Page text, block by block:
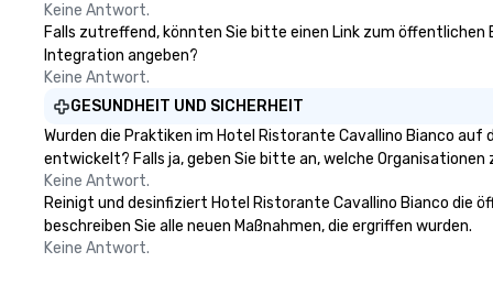
Keine Antwort.
Falls zutreffend, könnten Sie bitte einen Link zum
Integration angeben?
Keine Antwort.
GESUNDHEIT UND SICHERHEIT
Wurden die Praktiken im Hotel Ristorante Cavallino Bianco
entwickelt? Falls ja, geben Sie bitte an, welche
Keine Antwort.
Reinigt und desinfiziert Hotel Ristorante Cavallino Bianco die
beschreiben Sie alle neuen Maßnahmen, die ergriffen wurden.
Keine Antwort.